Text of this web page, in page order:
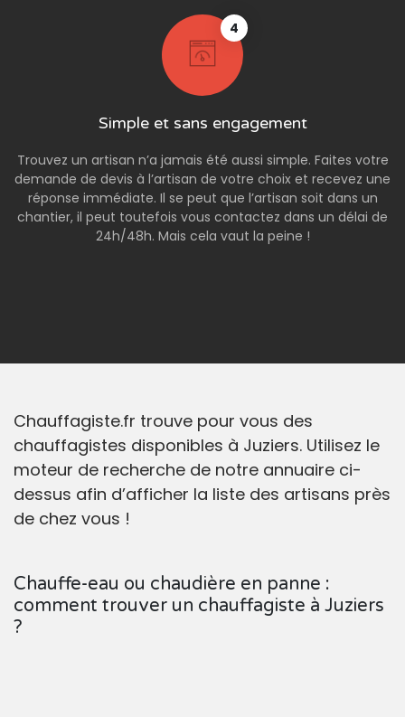
4
Simple et sans engagement
Trouvez un artisan n’a jamais été aussi simple. Faites votre
demande de devis à l’artisan de votre choix et recevez une
réponse immédiate. Il se peut que l’artisan soit dans un
chantier, il peut toutefois vous contactez dans un délai de
24h/48h. Mais cela vaut la peine !
Chauffagiste.fr trouve pour vous des
chauffagistes disponibles à Juziers. Utilisez le
moteur de recherche de notre annuaire ci-
dessus afin d’afficher la liste des artisans près
de chez vous !
Chauffe-eau ou chaudière en panne :
comment trouver un chauffagiste à Juziers
?